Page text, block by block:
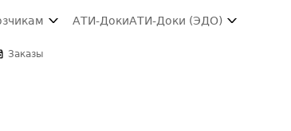
АТИ-ДокиАТИ-Доки (ЭДО)
Заказы